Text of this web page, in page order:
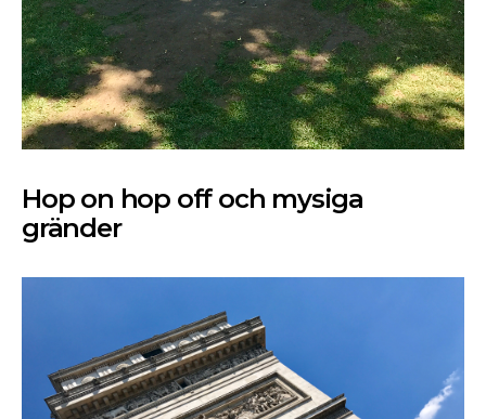
Hop on hop off och mysiga
gränder